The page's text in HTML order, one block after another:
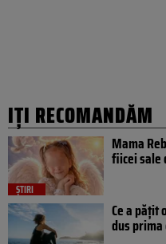
IȚI RECOMANDĂM
ȘTIRI
Mama
fiicei sale
Ce a pățit
dus